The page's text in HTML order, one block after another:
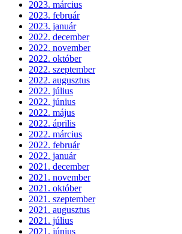
2023. március
2023. február
2023. január
2022. december
2022. november
2022. október
2022. szeptember
2022. augusztus
2022. július
2022. június
2022. május
2022. április
2022. március
2022. február
2022. január
2021. december
2021. november
2021. október
2021. szeptember
2021. augusztus
2021. július
2021. június